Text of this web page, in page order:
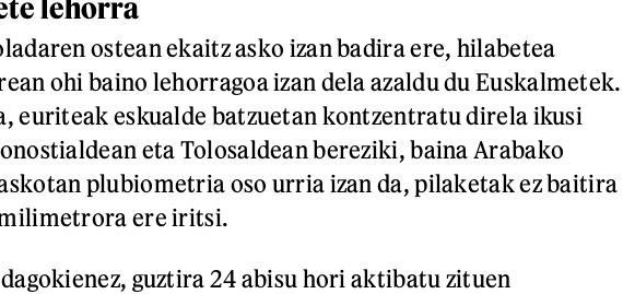
lehorra
ostean ekaitz asko izan badira ere, hilabetea
ohi baino lehorragoa izan dela azaldu du Euskalmetek.
euriteak eskualde batzuetan kontzentratu direla ikusi
eta Tolosaldean bereziki, baina Arabako
plubiometria oso urria izan da, pilaketak ez baitira
ere iritsi.
guztira 24 abisu hori aktibatu zituen